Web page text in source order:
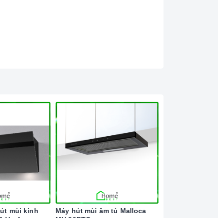
mùi kính
Máy hút mùi âm tủ Malloca